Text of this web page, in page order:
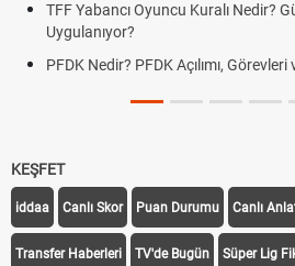
Yabancı Oyuncu Kuralı Nedir? Güncel
Nedir? PFDK Açılımı, Görevleri ve
KEŞFET
iddaa Canlı Skor Puan Durumu Canlı